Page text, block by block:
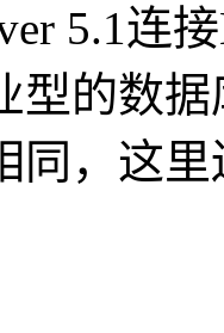
5.1连
型的数
同，这